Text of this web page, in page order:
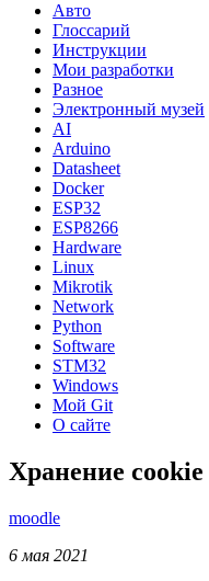
Авто
Глоссарий
Инструкции
Мои разработки
Разное
Электронный музей
AI
Arduino
Datasheet
Docker
ESP32
ESP8266
Hardware
Linux
Mikrotik
Network
Python
Software
STM32
Windows
Мой Git
О сайте
Хранение
moodle
6 мая 2021